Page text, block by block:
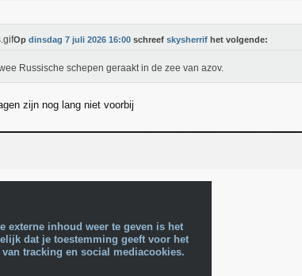
Op dinsdag 7 juli 2026 16:00 schreef skysherrif het volgende:
Russische schepen geraakt in de zee van azov.
zijn nog lang niet voorbij
externe inhoud weer te geven is het
dat je toestemming geeft voor het
tracking en social mediacookies.